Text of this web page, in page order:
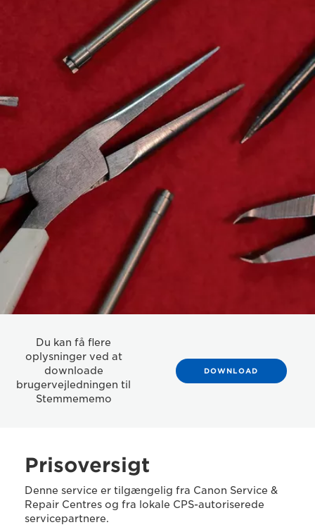
Du kan få flere
oplysninger ved at
downloade
brugervejledningen til
Stemmememo
DOWNLOAD
Prisoversigt
Denne service er tilgængelig fra Canon Service &
Repair Centres og fra lokale CPS-autoriserede
servicepartnere.